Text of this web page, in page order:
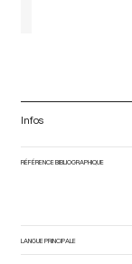
Infos
RÉFÉRENCE BIBLIOGRAPHIQUE
LANGUE PRINCIPALE